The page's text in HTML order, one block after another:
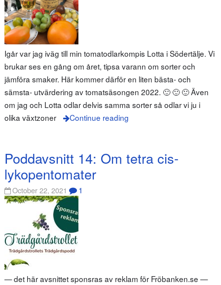
Igår var jag iväg till min tomatodlarkompis Lotta i Södertälje. Vi
brukar ses en gång om året, tipsa varann om sorter och
jämföra smaker. Här kommer därför en liten bästa- och
sämsta- utvärdering av tomatsäsongen 2022. 🙂 🙂 🙂 Även
om jag och Lotta odlar delvis samma sorter så odlar vi ju i
olika växtzoner
Continue reading
Poddavsnitt 14: Om tetra cis-
lykopentomater
October 22, 2021 1
— det här avsnittet sponsras av reklam för Fröbanken.se —